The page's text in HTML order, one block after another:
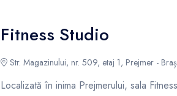
Fitness Studio
Str. Magazinului, nr. 509, etaj 1, Prejmer -
Localizată în inima Prejmerului, sala